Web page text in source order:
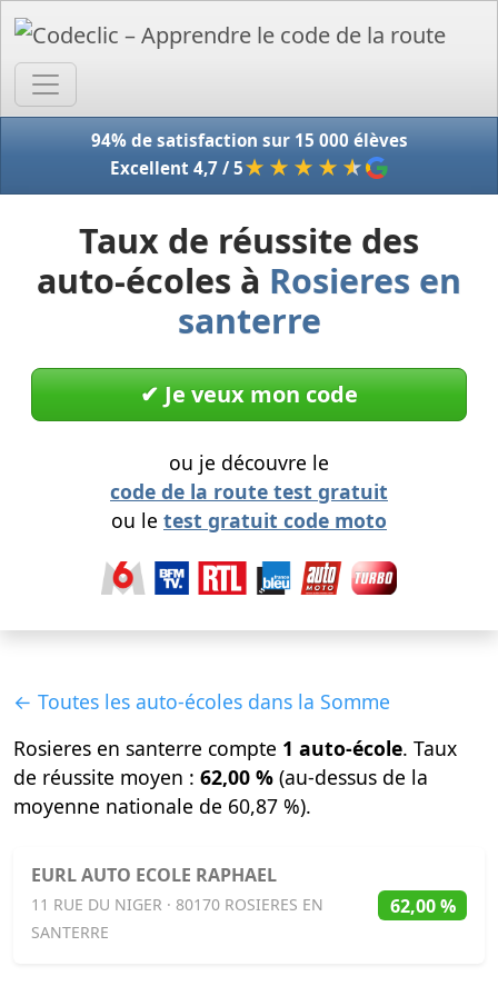
94% de satisfaction sur 15 000 élèves
Excellent 4,7 / 5★★★★ ★
Taux de réussite des
auto-écoles à Rosieres en
santerre
✔︎ Je veux mon code
ou je découvre le
code de la route test gratuit
ou le test gratuit code moto
← Toutes les auto-écoles dans la Somme
Rosieres en santerre compte 1 auto-école. Taux
de réussite moyen : 62,00 % (au-dessus de la
moyenne nationale de 60,87 %).
EURL AUTO ECOLE RAPHAEL
11 RUE DU NIGER · 80170 ROSIERES EN
SANTERRE
62,00 %